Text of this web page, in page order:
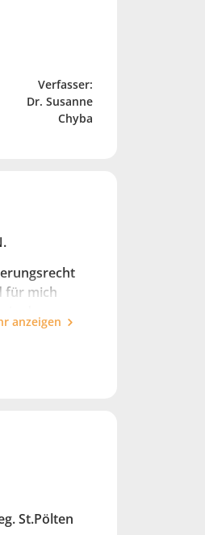
Verfasser:
Dr. Susanne
Chyba
für mich
anzeigen
St.Pölten